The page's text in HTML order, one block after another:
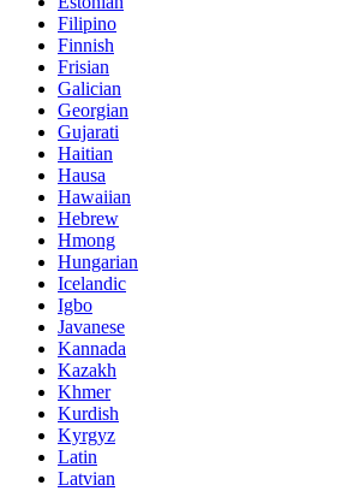
Filipino
Finnish
Frisian
Galician
Georgian
Gujarati
Haitian
Hausa
Hawaiian
Hebrew
Hmong
Hungarian
Icelandic
Igbo
Javanese
Kannada
Kazakh
Khmer
Kurdish
Kyrgyz
Latin
Latvian